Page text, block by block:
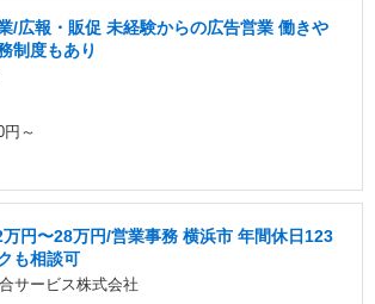
/広報・販促 未経験からの広告営業 働きや
制度もあり
円～
円〜28万円/営業事務 横浜市 年間休日123
も相談可
サービス株式会社